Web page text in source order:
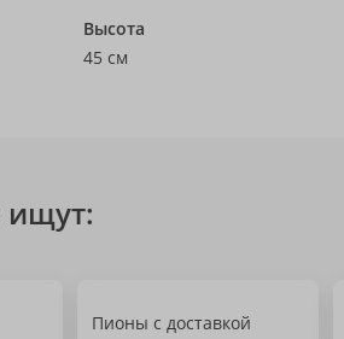
Высота
45 см
ищут:
Пионы с доставкой